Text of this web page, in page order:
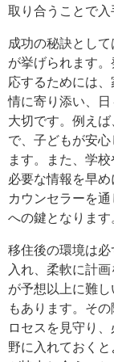
取り合うことで入
成功の秘訣とし
が挙げられます
応するためには
情に寄り添い、
大切です。例え
で、子どもが安
ます。また、学
必要な情報を早
カウンセラーを
への鍵となります
移住後の環境は
入れ、柔軟に計
が予想以上に難
もあります。そ
ロセスを見守り
野に入れておく